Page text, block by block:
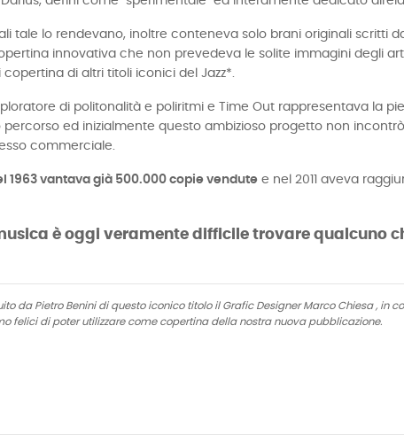
tale lo rendevano, inoltre conteneva solo brani originali scritti
innovativa che non prevedeva le solite immagini degli
di altri titoli iconici del Jazz*.
di politonalità e poliritmi e Time Out rappresentava la
ed inizialmente questo ambizioso progetto non
commerciale.
1963 vantava già 500.000 copie vendute e nel 2011 aveva
è oggi veramente difficile trovare qualcuno
da Pietro Benini di questo iconico titolo il Grafic Designer Marco Chiesa , in
felici di poter utilizzare come copertina della nostra nuova pubblicazione.